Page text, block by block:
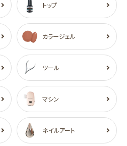
トップ
カラージェル
ツール
マシン
ネイルアート